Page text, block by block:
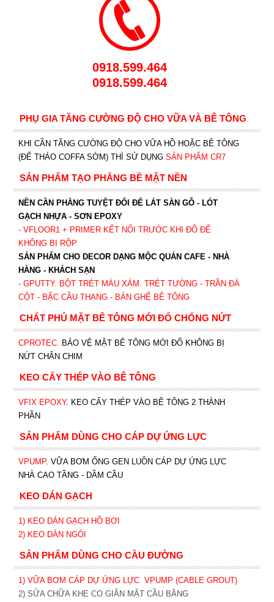
0918.599.464
0918.599.464
PHỤ GIA TĂNG CƯỜNG ĐỘ CHO VỮA VÀ BÊ TÔNG
KHI CẦN TĂNG CƯỜNG ĐỘ CHO VỮA HỒ HOẶC BÊ TÔNG
(ĐỂ THÁO COFFA SỚM) THÌ SỬ DỤNG SẢN PHẨM CR7
SẢN PHẨM TẠO PHẲNG BỀ MẶT NỀN
NỀN CẦN PHẲNG TUYỆT ĐỐI ĐỂ LÁT SÀN GỖ - LÓT
GẠCH NHỰA - SƠN EPOXY
- VFLOOR1 + PRIMER KẾT NỐI TRƯỚC KHI ĐỔ ĐỂ
KHÔNG BỊ RỘP
SẢN PHẨM CHO DECOR DẠNG MỘC QUÁN CAFE - NHÀ
HÀNG - KHÁCH SẠN
- GPUTTY. BỘT TRÉT MÀU XÁM. TRÉT TƯỜNG - TRẦN ĐÀ
CỘT - BẬC CẦU THANG - BÀN GHẾ BÊ TÔNG
CHẤT PHỦ MẶT BÊ TÔNG MỚI ĐỔ CHỐNG NỨT
CPROTEC. BẢO VỆ MẶT BÊ TÔNG MỚI ĐỔ KHÔNG BỊ
NỨT CHÂN CHIM
KEO CẤY THÉP VÀO BÊ TÔNG
VFIX EPOXY. KEO CẤY THÉP VÀO BÊ TÔNG 2 THÀNH
PHẦN
SẢN PHẨM DÙNG CHO CÁP DỰ ỨNG LỰC
VPUMP. VỮA BƠM ỐNG GEN LUỒN CÁP DỰ ỨNG LỰC
NHÀ CAO TẦNG - DẦM CẦU
KEO DÁN GẠCH
1) KEO DÁN GẠCH HỒ BƠI
2) KEO DÁN NGÓI
SẢN PHẨM DÙNG CHO CẦU ĐƯỜNG
1) VỮA BƠM CÁP DỰ ỨNG LỰC VPUMP (CABLE GROUT)
2) SỬA CHỮA KHE CO GIÃN MẶT CẦU BẰNG